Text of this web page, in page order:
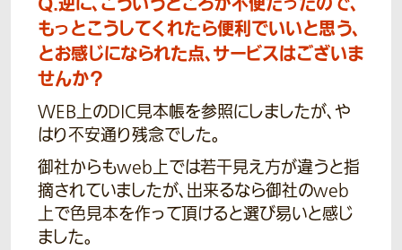
もっとこうしてくれたら便利でいいと思う、
とお感じになられた点、サービスはございま
せんか？
WEB上のDIC見本帳を参照にしましたが、や
はり不安通り残念でした。
御社からもweb上では若干見え方が違うと指
摘されていましたが、出来るなら御社のweb
上で色見本を作って頂けると選び易いと感じ
ました。